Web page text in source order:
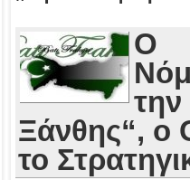
Ο
Ξάνθης“, ο
το